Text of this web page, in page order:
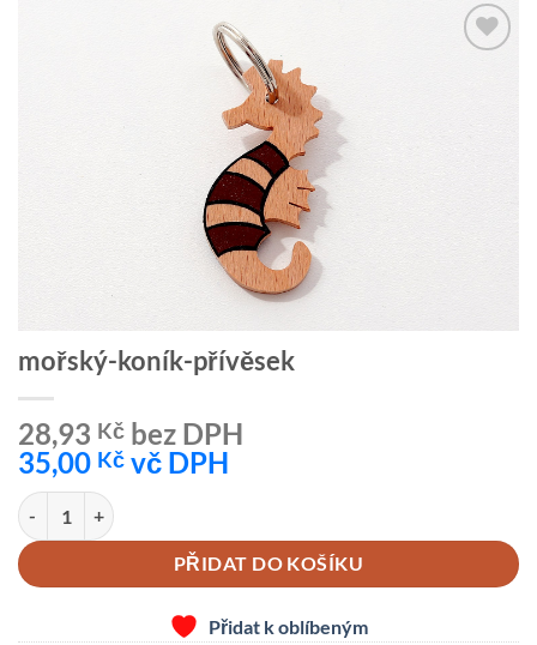
mořský-koník-přívěsek
28,93 Kč bez DPH
35,00 Kč vč DPH
mořský-koník-přívěsek množství
PŘIDAT DO KOŠÍKU
Přidat k oblíbeným